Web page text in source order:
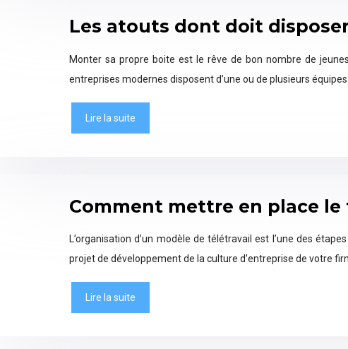
Les atouts dont doit disposer
Monter sa propre boite est le rêve de bon nombre de
entreprises modernes disposent d’une ou de plusieurs équipes…
Lire la suite
Comment mettre en place
L’organisation d’un modèle de télétravail est l’une des
projet de développement de la culture d’entreprise de votre
Lire la suite